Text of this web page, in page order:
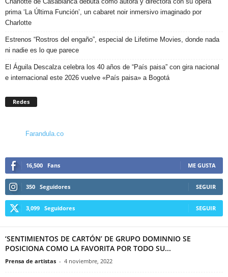
prima ‘La Última Función’, un cabaret noir inmersivo imaginado por
Charlotte
Estrenos “Rostros del engaño”, especial de Lifetime Movies, donde nada
ni nadie es lo que parece
El Águila Descalza celebra los 40 años de “País paisa” con gira nacional
e internacional este 2026 vuelve «País paisa» a Bogotá
Redes
Farandula.co
16,500 Fans ME GUSTA
350 Seguidores SEGUIR
3,099 Seguidores SEGUIR
‘SENTIMIENTOS DE CARTÓN’ DE GRUPO DOMINNIO SE
POSICIONA COMO LA FAVORITA POR TODO SU...
Prensa de artistas - 4 noviembre, 2022